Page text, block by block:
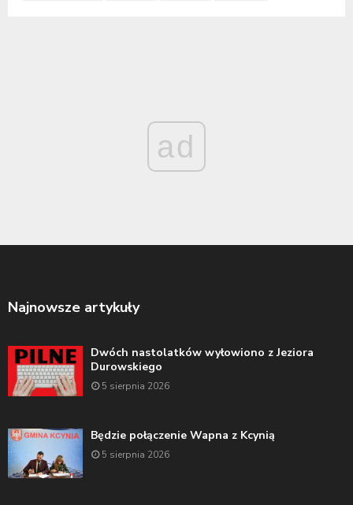
ad
Najnowsze artykuły
Dwóch nastolatków wyłowiono z Jeziora
Durowskiego
5 sierpnia 2026
Będzie połączenie Wapna z Kcynią
5 sierpnia 2026